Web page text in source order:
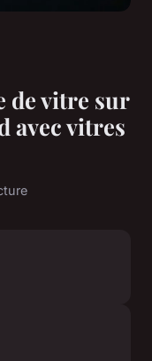
de vitre sur
avec vitres